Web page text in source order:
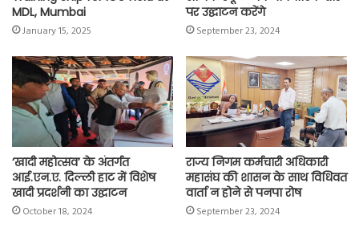
MDL, Mumbai
January 15, 2025
पर उद्घाटन करेंगे
September 23, 2024
‘खादी महोत्सव’ के अंतर्गत
आई.एन.ए. दिल्ली हाट में विशेष
खादी प्रदर्शनी का उद्घाटन
October 18, 2024
राज्य निगम कर्मचारी अधिकारी
महासंघ की शासन के साथ विधिवत
वार्ता न होने से पनपा रोष
September 23, 2024